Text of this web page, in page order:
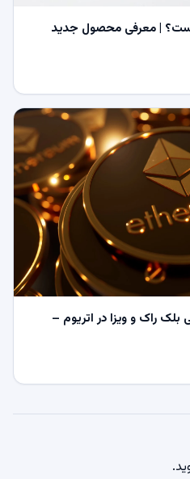
| معرفی محصول جدید
بلک راک و ویزا در اتریوم –
.